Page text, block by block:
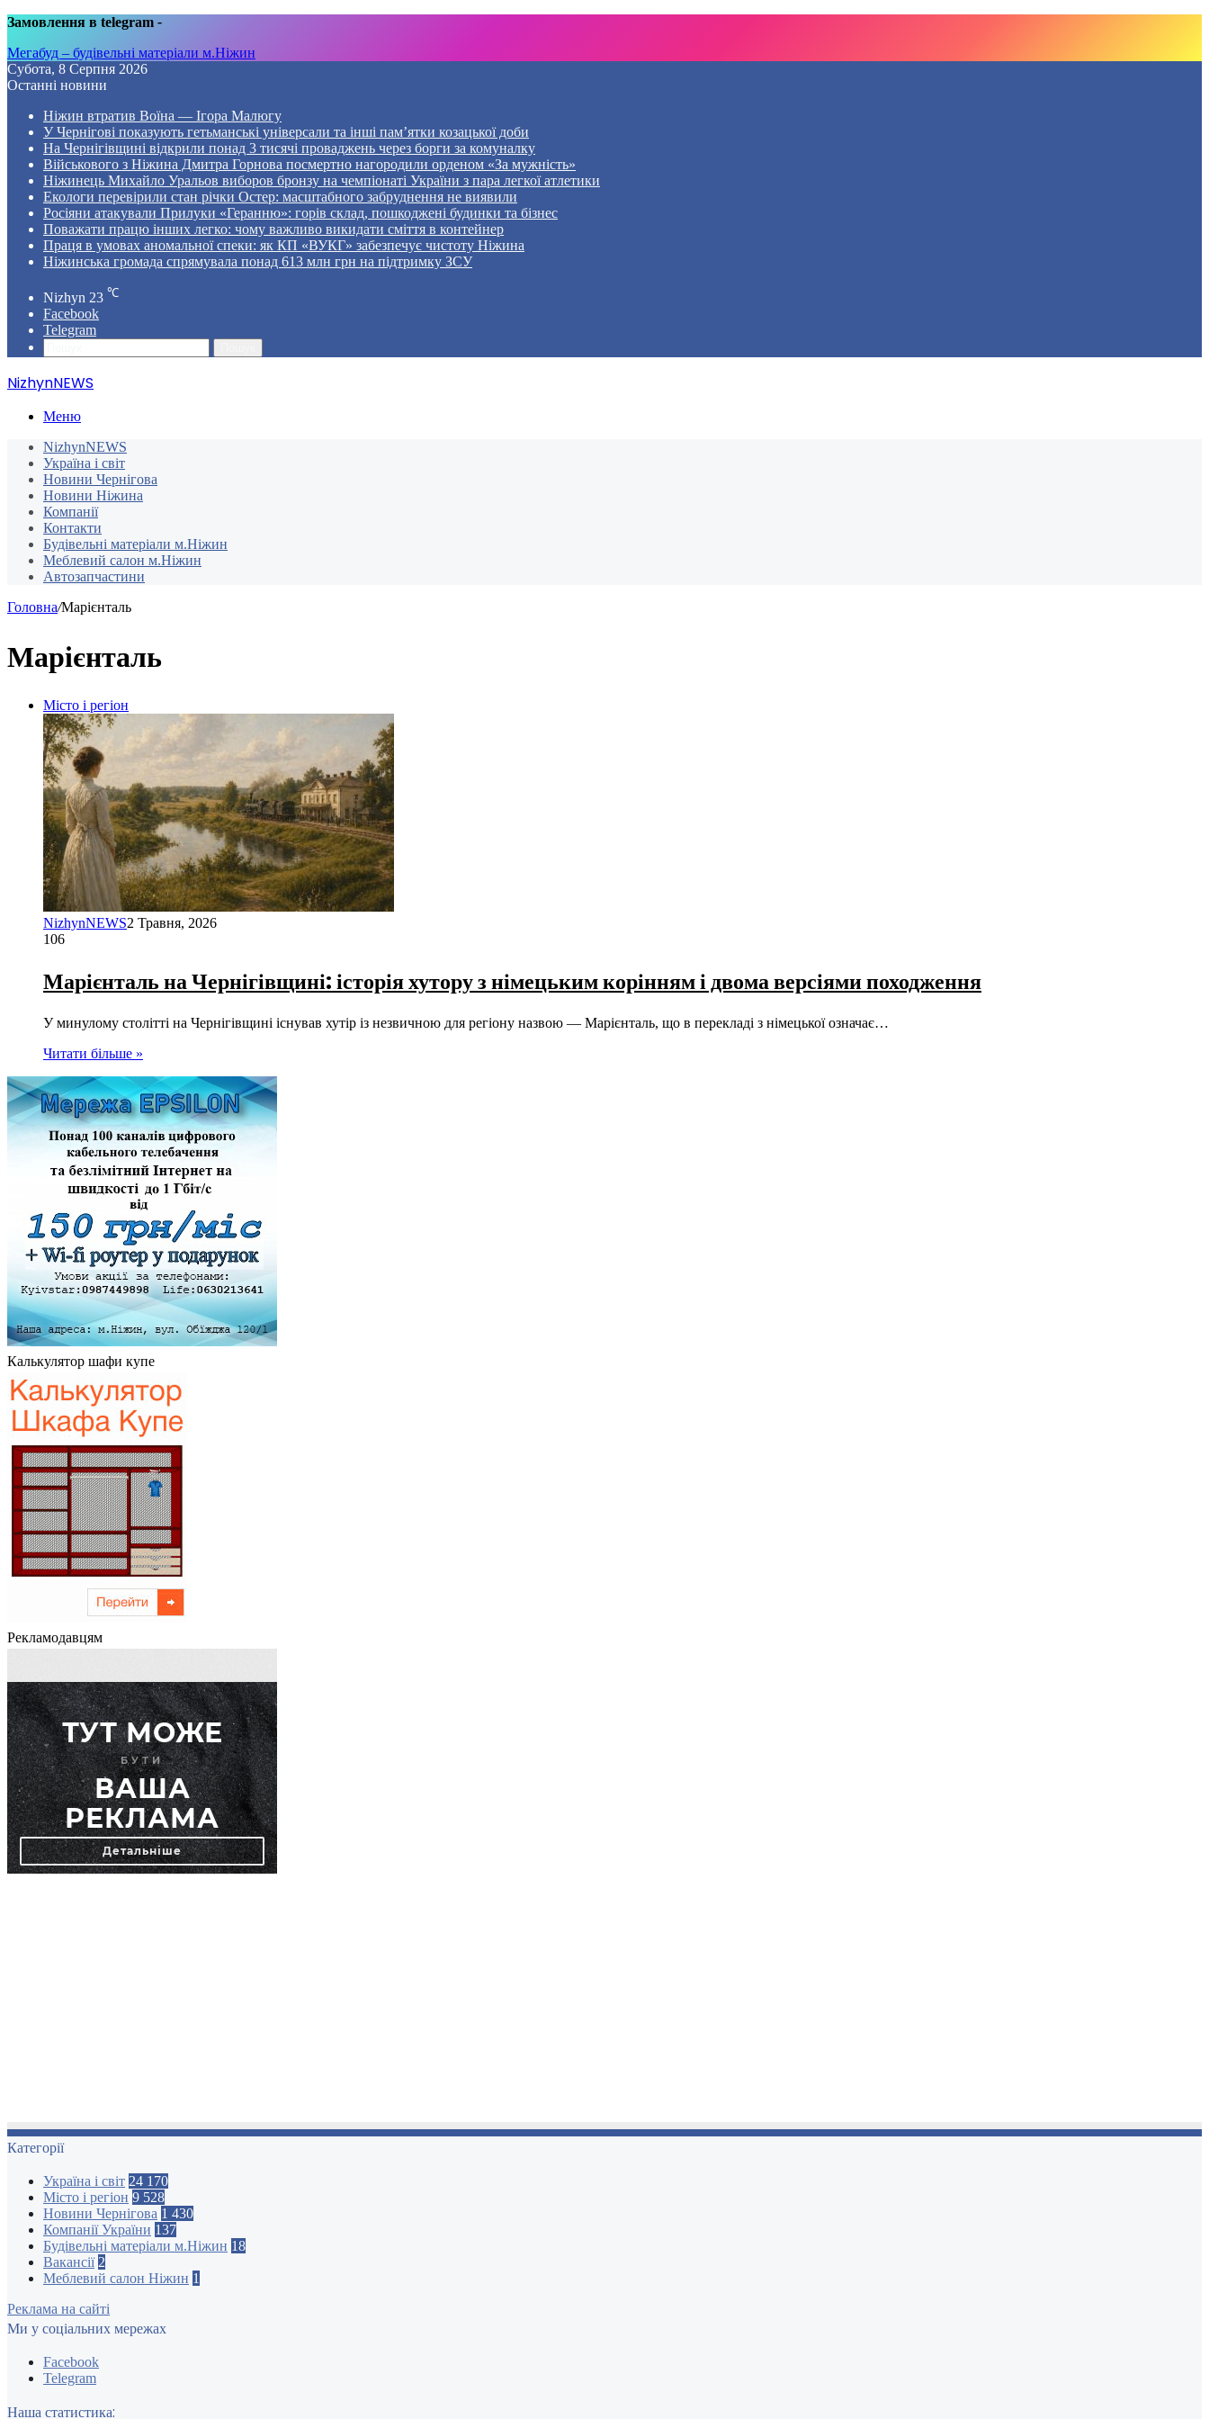
Замовлення в telegram -
Мегабуд – будівельні матеріали м.Ніжин
Субота, 8 Серпня 2026
Останні новини
Ніжин втратив Воїна — Ігора Малюгу
У Чернігові показують гетьманські універсали та інші пам’ятки козацької доби
На Чернігівщині відкрили понад 3 тисячі проваджень через борги за комуналку
Військового з Ніжина Дмитра Горнова посмертно нагородили орденом «За мужність»
Ніжинець Михайло Уральов виборов бронзу на чемпіонаті України з пара легкої атлетики
Екологи перевірили стан річки Остер: масштабного забруднення не виявили
Росіяни атакували Прилуки «Геранню»: горів склад, пошкоджені будинки та бізнес
Поважати працю інших легко: чому важливо викидати сміття в контейнер
Праця в умовах аномальної спеки: як КП «ВУКГ» забезпечує чистоту Ніжина
Ніжинська громада спрямувала понад 613 млн грн на підтримку ЗСУ
Nizhyn 23 ℃
Facebook
Telegram
NizhynNEWS
Меню
NizhynNEWS
Україна і світ
Новини Чернігова
Новини Ніжина
Компанії
Контакти
Будівельні матеріали м.Ніжин
Меблевий салон м.Ніжин
Автозапчастини
Головна/Марієнталь
Марієнталь
Місто і регіон
NizhynNEWS2 Травня, 2026
106
Марієнталь на Чернігівщині: історія хутору з німецьким корінням і двома версіями походження
У минулому столітті на Чернігівщині існував хутір із незвичною для регіону назвою — Марієнталь, що в перекладі з німецької означає…
Читати більше »
Калькулятор шафи купе
Рекламодавцям
Категорії
Україна і світ 24 170
Місто і регіон 9 528
Новини Чернігова 1 430
Компанії України 137
Будівельні матеріали м.Ніжин 18
Вакансії 2
Меблевий салон Ніжин 1
Реклама на сайті
Ми у соціальних мережах
Facebook
Telegram
Наша статистика: